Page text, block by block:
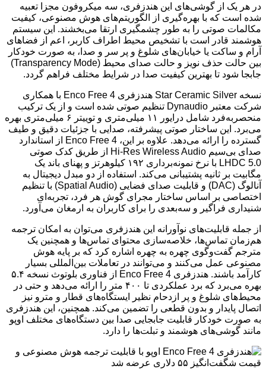
در هر یک از گوشی‌های این هندزفری، سه میکروفون مجزا تعبیه
شده است که با بهره‌گیری از الگوریتم‌های هوش مصنوعی، کیفیت
مکالمات صوتی را به طور چشمگیری ارتقا می‌بخشند. این سیستم
هوشمند قادر است با تشخیص محیط اطراف کاربر، اعم از فضاهای
آرام و ساکت یا خیابان‌های شلوغ و پر سر و صدا، به صورت خودکار
بین حالت حذف نویز و حالت صدای محیط (Transparency Mode)
جابجا شود تا بهترین کیفیت صدا در شرایط مختلف فراهم گردد.
نسخه Star Ceramic Silver هندزفری Enco Free 4 با همکاری
شرکت معتبر Dynaudio تنظیم صوتی شده است و از یک ترکیب
منحصربه‌فرد شامل درایور ۱۱ میلی‌متری و توییتر ۶ میلی‌متری بهره
می‌برد. این ساختار صوتی پیشرفته، صدایی با جزئیات دقیق و طیف
گسترده را ارائه می‌دهد. علاوه بر این، Enco Free 4 از استاندارد
صدای بی‌سیم Hi-Res Wireless Audio از طریق کدک صوتی
LHDC 5.0 با نرخ نمونه‌برداری ۱۹۲ کیلوهرتز و پهنای باند یک
مگابیت بر ثانیه پشتیبانی می‌کند. استفاده از دو مبدل دیجیتال به
آنالوگ (DAC) و قابلیت صدای فضایی (Spatial Audio) با تنظیم
اختصاصی بر اساس ساختار مجرای گوش هر فرد، تجربه‌ای
شنیداری فراگیر و سه‌بعدی را برای کاربران به ارمغان می‌آورد.
از جمله قابلیت‌های نوآورانه این هندزفری می‌توان به امکان ترجمه
هم‌زمان تماس‌ها، خلاصه‌سازی محتوای تماس‌ها و همچنین یک
مترجم گفت‌وگوی چهره به چهره اشاره کرد که بر پایه هوش
مصنوعی عمل می‌کنند و می‌توانند در تعاملات بین‌المللی بسیار
کارآمد باشند. هندزفری Enco Free 4 از فناوری بلوتوث نسخه ۵.۴
بهره می‌برد که برد عملکردی تا ۴۰۰ متر را ارائه می‌دهد و حتی در
محیط‌های شلوغ و پر ازدحام نظیر ایستگاه‌های قطار و مترو نیز
اتصال پایدار و بدون قطعی را تضمین می‌کند. همچنین، این هندزفری
به صورت خودکار قابلیت جابجایی صدا بین دستگاه‌های مختلف اوپو
مانند گوشی‌های هوشمند و تبلت‌ها را دارد.